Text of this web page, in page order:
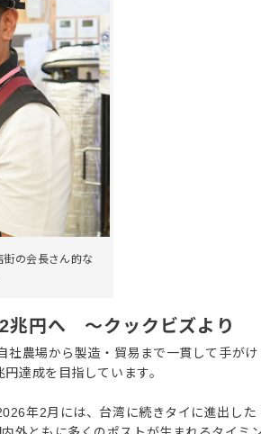
の会長さん的な
兆円へ ～クックビズより
社農場から製造・貿易まで一貫して手がけ
達成を目指しています。
年2月には、台湾に続きタイに進出した